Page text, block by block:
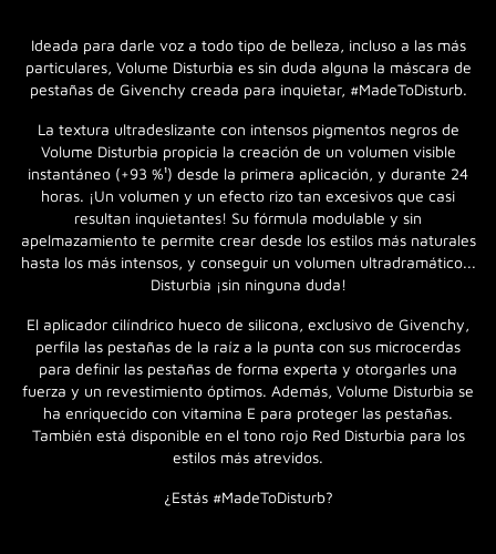
Ideada para darle voz a todo tipo de belleza, incluso a las más
particulares, Volume Disturbia es sin duda alguna la máscara de
pestañas de Givenchy creada para inquietar, #MadeToDisturb.
La textura ultradeslizante con intensos pigmentos negros de
Volume Disturbia propicia la creación de un volumen visible
instantáneo (+93 %¹) desde la primera aplicación, y durante 24
horas. ¡Un volumen y un efecto rizo tan excesivos que casi
resultan inquietantes! Su fórmula modulable y sin
apelmazamiento te permite crear desde los estilos más naturales
hasta los más intensos, y conseguir un volumen ultradramático...
Disturbia ¡sin ninguna duda!
El aplicador cilíndrico hueco de silicona, exclusivo de Givenchy,
perfila las pestañas de la raíz a la punta con sus microcerdas
para definir las pestañas de forma experta y otorgarles una
fuerza y un revestimiento óptimos. Además, Volume Disturbia se
ha enriquecido con vitamina E para proteger las pestañas.
También está disponible en el tono rojo Red Disturbia para los
estilos más atrevidos.
¿Estás #MadeToDisturb?